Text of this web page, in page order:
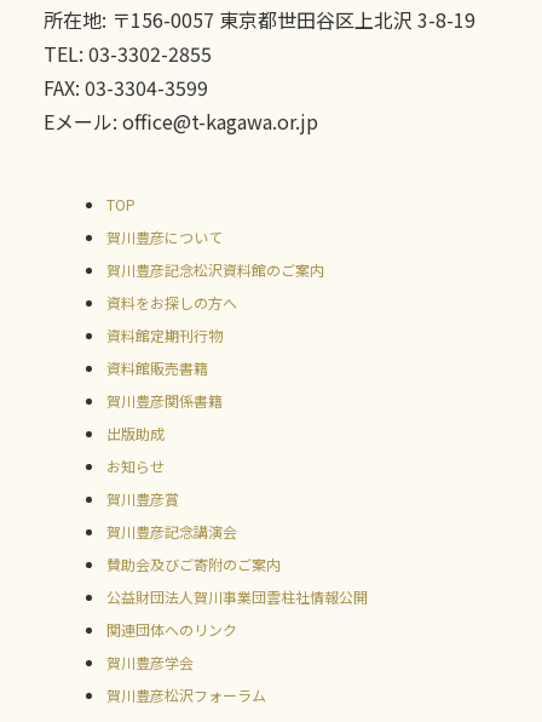
所在地: 〒156-0057 東京都世田谷区上北沢 3-8-19
TEL: 03-3302-2855
FAX: 03-3304-3599
Eメール: office@t-kagawa.or.jp
TOP
賀川豊彦について
賀川豊彦記念松沢資料館のご案内
資料をお探しの方へ
資料館定期刊行物
資料館販売書籍
賀川豊彦関係書籍
出版助成
お知らせ
賀川豊彦賞
賀川豊彦記念講演会
賛助会及びご寄附のご案内
公益財団法人賀川事業団雲柱社情報公開
関連団体へのリンク
賀川豊彦学会
賀川豊彦松沢フォーラム